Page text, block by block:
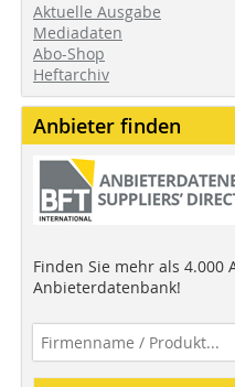
Aktuelle Ausgabe
Mediadaten
Abo-Shop
Heftarchiv
Anbieter finden
Finden Sie mehr als 4.000
Anbieterdatenbank!